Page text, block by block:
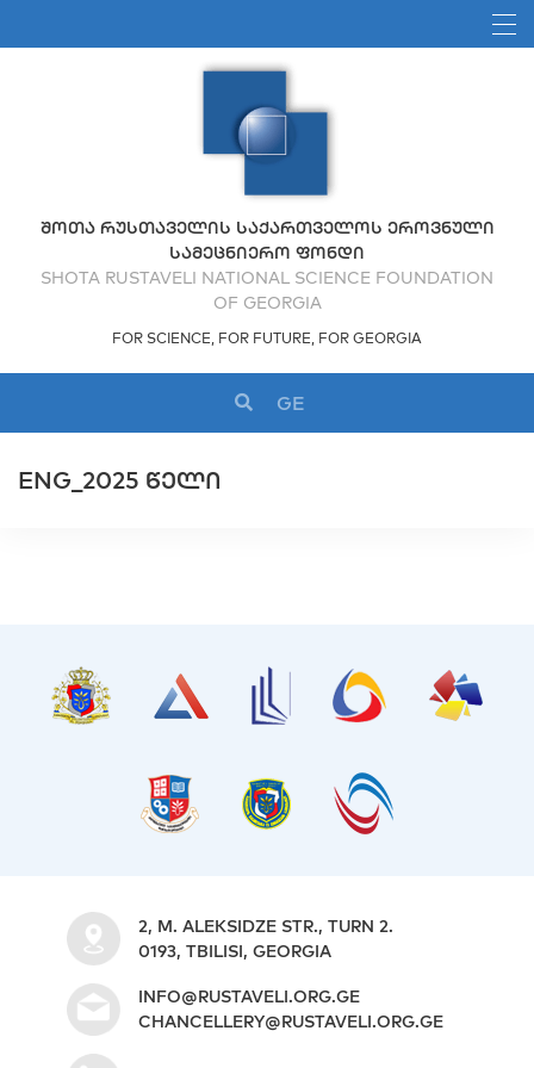
ᲨᲝᲗᲐ ᲠᲣᲡᲗᲐᲕᲔᲚᲘᲡ ᲡᲐᲥᲐᲠᲗᲕᲔᲚᲝᲡ ᲔᲠᲝᲕᲜᲣᲚᲘ
ᲡᲐᲛᲔᲪᲜᲘᲔᲠᲝ ᲤᲝᲜᲓᲘ
SHOTA RUSTAVELI NATIONAL SCIENCE FOUNDATION
OF GEORGIA
FOR SCIENCE, FOR FUTURE, FOR GEORGIA
GE
ENG_2025 ᲬᲔᲚᲘ
2, M. ALEKSIDZE STR., TURN 2.
0193, TBILISI, GEORGIA
INFO@RUSTAVELI.ORG.GE
CHANCELLERY@RUSTAVELI.ORG.GE